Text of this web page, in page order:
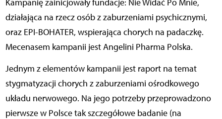
Kampanię zainicjowały fundacje: Nie Widać Po Mnie,
działająca na rzecz osób z zaburzeniami psychicznymi,
oraz EPI-BOHATER, wspierająca chorych na padaczkę.
Mecenasem kampanii jest Angelini Pharma Polska.
Jednym z elementów kampanii jest raport na temat
stygmatyzacji chorych z zaburzeniami ośrodkowego
układu nerwowego. Na jego potrzeby przeprowadzono
pierwsze w Polsce tak szczegółowe badanie (na